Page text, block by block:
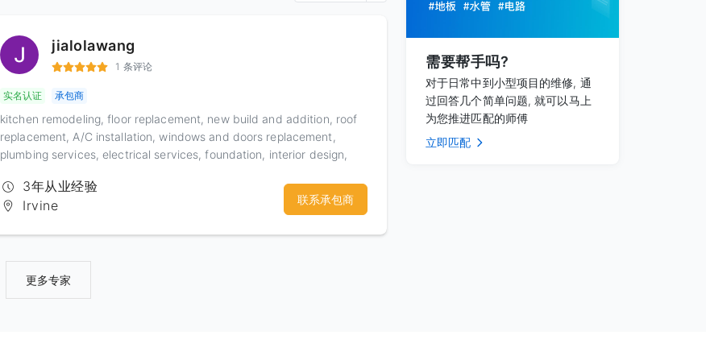
jialolawang
1 条评论
实名认证 承包商
kitchen remodeling, floor replacement, new build and addition, roof
replacement, A/C installation, windows and doors replacement,
plumbing services, electrical services, foundation, interior design,
3年从业经验
Irvine
联系承包商
更多专家
需要帮手吗?
对于日常中到小型项目的维修, 通
过回答几个简单问题, 就可以马上
为您推进匹配的师傅
立即匹配